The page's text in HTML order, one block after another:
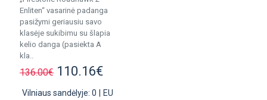
Enliten“ vasarinė padanga
pasižymi geriausiu savo
klasėje sukibimu su šlapia
kelio danga (pasiekta A
kla..
136.00€ 110.16€
Vilniaus sandėlyje: 0
EU